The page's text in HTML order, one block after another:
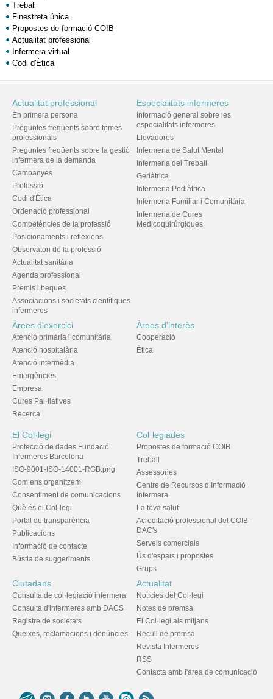
Treball
Finestreta única
Propostes de formació COIB
Actualitat professional
Infermera virtual
Codi d'Ètica
Actualitat professional
En primera persona
Preguntes freqüents sobre temes
professionals
Preguntes freqüents sobre la gestió
infermera de la demanda
Campanyes
Professió
Codi d'Ètica
Ordenació professional
Competències de la professió
Posicionaments i reflexions
Observatori de la professió
Actualitat sanitària
Agenda professional
Premis i beques
Associacions i societats científiques
infermeres
Especialitats infermeres
Informació general sobre les
especialitats infermeres
Llevadores
Infermeria de Salut Mental
Infermeria del Treball
Geriàtrica
Infermeria Pediàtrica
Infermeria Familiar i Comunitària
Infermeria de Cures
Medicoquirúrgiques
Àrees d'exercici
Atenció primària i comunitària
Atenció hospitalària
Atenció intermèdia
Emergències
Empresa
Cures Pal·liatives
Recerca
Àrees d'interès
Cooperació
Ètica
El Col·legi
Protecció de dades Fundació
Infermeres Barcelona
ISO-9001-ISO-14001-RGB.png
Com ens organitzem
Consentiment de comunicacions
Què és el Col·legi
Portal de transparència
Publicacions
Informació de contacte
Bústia de suggeriments
Col·legiades
Propostes de formació COIB
Treball
Assessories
Centre de Recursos d’Informació
Infermera
La teva salut
Acreditació professional del COIB -
DAC's
Serveis comercials
Ús d'espais i propostes
Grups
Ciutadans
Consulta de col·legiació infermera
Consulta d'infermeres amb DACS
Registre de societats
Queixes, reclamacions i denúncies
Actualitat
Notícies del Col·legi
Notes de premsa
El Col·legi als mitjans
Recull de premsa
Revista Infermeres
RSS
Contacta amb l'àrea de comunicació